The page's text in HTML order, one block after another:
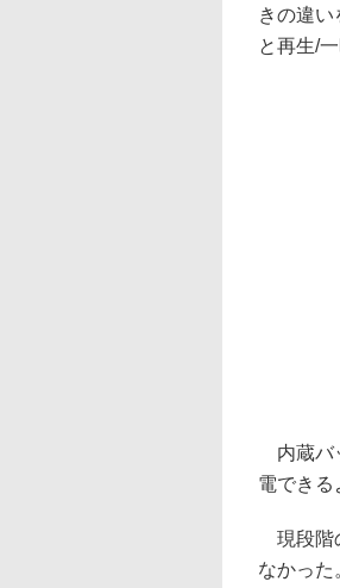
きの違
と再生/
内蔵バ
電できる
現段階
なかった